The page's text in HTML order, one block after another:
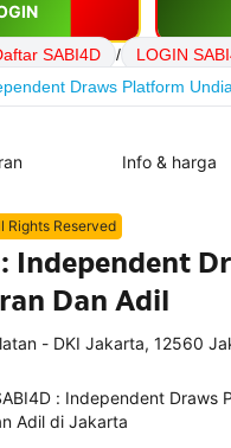
SABI4D / LOGIN
Draws Platform
Info & harga
Rights Reserved
Independent
Dan Adil
- DKI Jakarta, 12560